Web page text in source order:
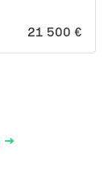
21 500 €